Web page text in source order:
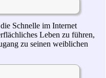
Schnelle im Internet
Leben zu führen,
zu seinen weiblichen